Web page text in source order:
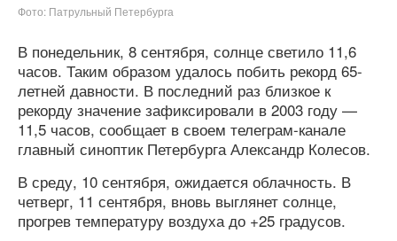
Фото: Патрульный Петербурга
В понедельник, 8 сентября, солнце светило 11,6
часов. Таким образом удалось побить рекорд 65-
летней давности. В последний раз близкое к
рекорду значение зафиксировали в 2003 году —
11,5 часов, сообщает в своем телеграм-канале
главный синоптик Петербурга Александр Колесов.
В среду, 10 сентября, ожидается облачность. В
четверг, 11 сентября, вновь выглянет солнце,
прогрев температуру воздуха до +25 градусов.